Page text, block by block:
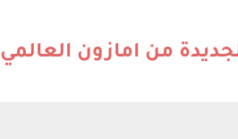
من امازون العالمي